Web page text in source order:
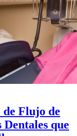
Flujo de
que